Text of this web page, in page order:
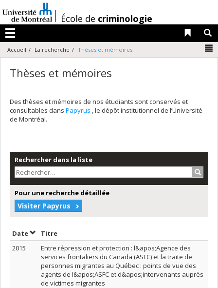
au
contenu
/École de criminologie
Menu
Liens
Accueil La recherche Thèses et mémoires
Thèses et mémoires
Des thèses et mémoires de nos étudiants sont conservés et
consultables dans Papyrus , le dépôt institutionnel de l’Université
de Montréal.
Rechercher dans la liste
Pour une recherche détaillée
Visiter Papyrus
DateTrier par date en ordre croissant
Titre
2015
Entre répression et protection : l&apos;Agence des
services frontaliers du Canada (ASFC) et la traite de
personnes migrantes au Québec : points de vue des
agents de l&apos;ASFC et d&apos;intervenants auprès
de victimes migrantes